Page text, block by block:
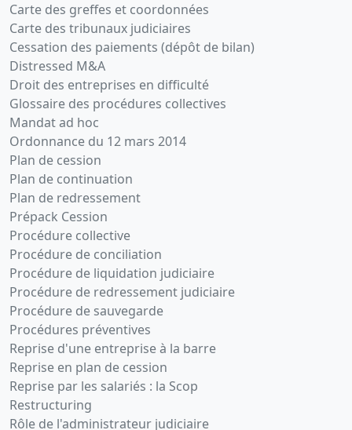
Carte des greffes et coordonnées
Carte des tribunaux judiciaires
Cessation des paiements (dépôt de bilan)
Distressed M&A
Droit des entreprises en difficulté
Glossaire des procédures collectives
Mandat ad hoc
Ordonnance du 12 mars 2014
Plan de cession
Plan de continuation
Plan de redressement
Prépack Cession
Procédure collective
Procédure de conciliation
Procédure de liquidation judiciaire
Procédure de redressement judiciaire
Procédure de sauvegarde
Procédures préventives
Reprise d'une entreprise à la barre
Reprise en plan de cession
Reprise par les salariés : la Scop
Restructuring
Rôle de l'administrateur judiciaire